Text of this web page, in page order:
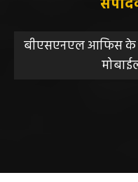
बीएसएनएल आफिस के